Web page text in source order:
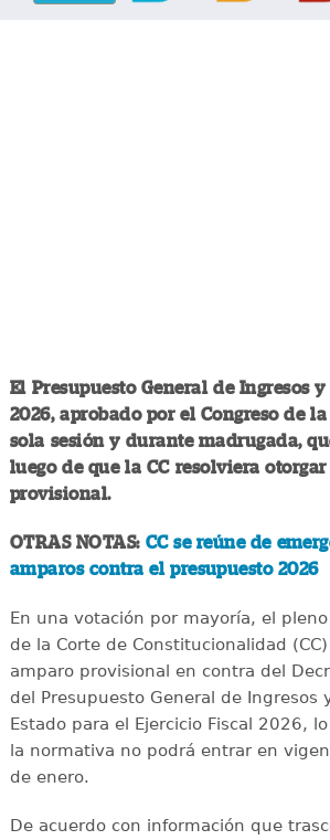
El Presupuesto General de Ingresos y
2026, aprobado por el Congreso de
sola sesión y durante madrugada,
luego de que la CC resolviera
provisional.
OTRAS NOTAS: CC se reúne de
amparos contra el presupuesto 2026
En una votación por mayoría, el
de la Corte de Constitucionalidad
amparo provisional en contra del
del Presupuesto General de Ingresos
Estado para el Ejercicio Fiscal 2026,
la normativa no podrá entrar en
de enero.
De acuerdo con información que